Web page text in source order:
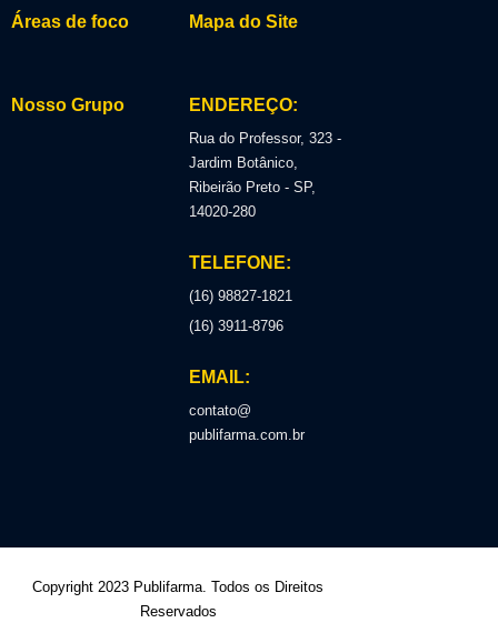
Áreas de foco Mapa do Site
Nosso Grupo ENDEREÇO:
Rua do Professor, 323 -
Jardim Botânico,
Ribeirão Preto - SP,
14020-280
TELEFONE:
(16) 98827-1821
(16) 3911-8796
EMAIL:
contato@
publifarma.com.br
Copyright 2023 Publifarma. Todos os Direitos
Reservados